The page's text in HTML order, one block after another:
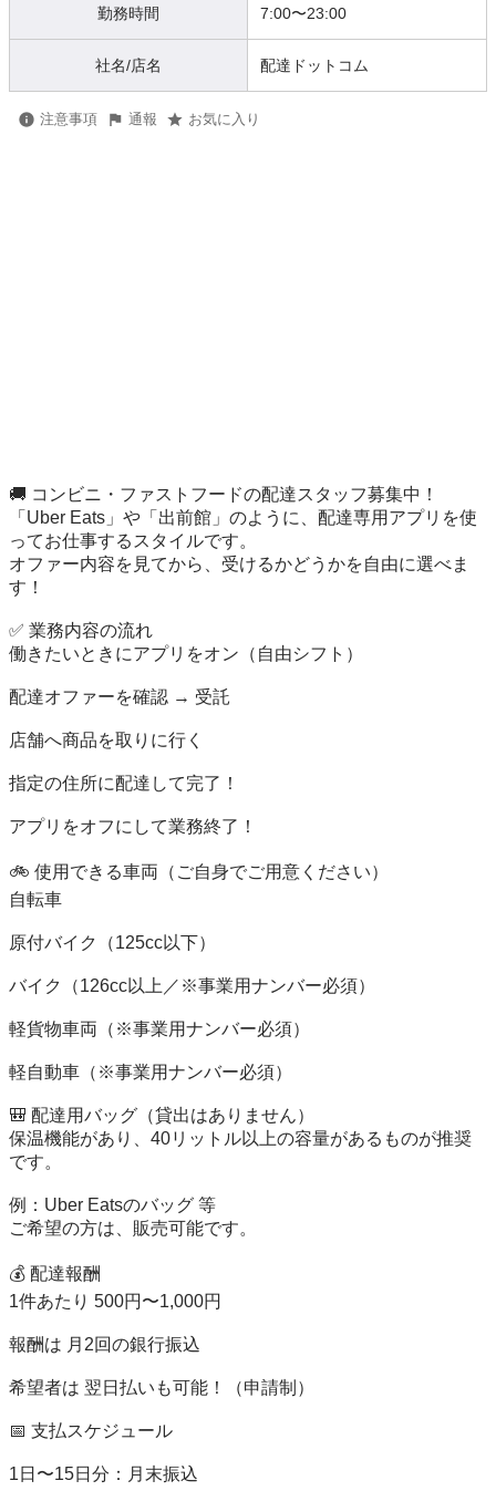
勤務時間 7:00〜23:00
社名/店名 配達ドットコム
注意事項 通報 お気に入り
🚚 コンビニ・ファストフードの配達スタッフ募集中！
「Uber Eats」や「出前館」のように、配達専用アプリを使
ってお仕事するスタイルです。
オファー内容を見てから、受けるかどうかを自由に選べま
す！
✅ 業務内容の流れ
働きたいときにアプリをオン（自由シフト）
配達オファーを確認 → 受託
店舗へ商品を取りに行く
指定の住所に配達して完了！
アプリをオフにして業務終了！
🚲 使用できる車両（ご自身でご用意ください）
自転車
原付バイク（125cc以下）
バイク（126cc以上／※事業用ナンバー必須）
軽貨物車両（※事業用ナンバー必須）
軽自動車（※事業用ナンバー必須）
🎒 配達用バッグ（貸出はありません）
保温機能があり、40リットル以上の容量があるものが推奨
です。
例：Uber Eatsのバッグ 等
ご希望の方は、販売可能です。
💰 配達報酬
1件あたり 500円〜1,000円
報酬は 月2回の銀行振込
希望者は 翌日払いも可能！（申請制）
📅 支払スケジュール
1日〜15日分：月末振込